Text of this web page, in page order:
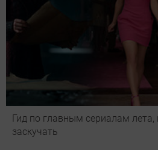
Гид по главным сериалам лета,
заскучать